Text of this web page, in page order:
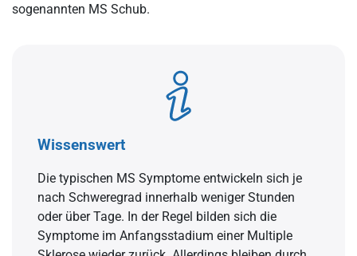
sogenannten MS Schub.
Wissenswert
Die typischen MS Symptome entwickeln sich je
nach Schweregrad innerhalb weniger Stunden
oder über Tage. In der Regel bilden sich die
Symptome im Anfangsstadium einer Multiple